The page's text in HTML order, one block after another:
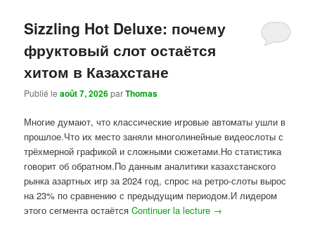
Sizzling Hot Deluxe: почему
фруктовый слот остаётся
хитом в Казахстане
Publié leaoût 7, 2026parThomas
Многие думают, что классические игровые автоматы ушли в
прошлое.Что их место заняли многолинейные видеослоты с
трёхмерной графикой и сложными сюжетами.Но статистика
говорит об обратном.По данным аналитики казахстанского
рынка азартных игр за 2024 год, спрос на ретро-слоты вырос
на 23% по сравнению с предыдущим периодом.И лидером
этого сегмента остаётсяContinuer la lecture →